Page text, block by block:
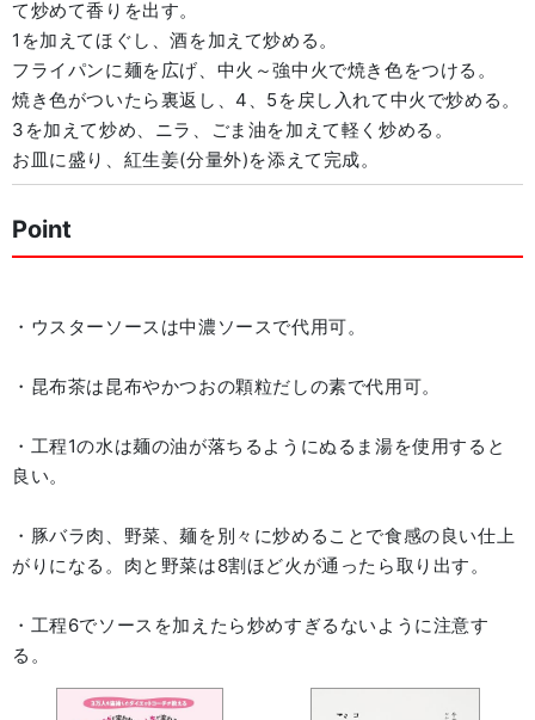
て炒めて香りを出す。
1を加えてほぐし、酒を加えて炒める。
フライパンに麺を広げ、中火～強中火で焼き色をつける。
焼き色がついたら裏返し、4、5を戻し入れて中火で炒める。
3を加えて炒め、ニラ、ごま油を加えて軽く炒める。
お皿に盛り、紅生姜(分量外)を添えて完成。
Point
・ウスターソースは中濃ソースで代用可。
・昆布茶は昆布やかつおの顆粒だしの素で代用可。
・工程1の水は麺の油が落ちるようにぬるま湯を使用すると
良い。
・豚バラ肉、野菜、麺を別々に炒めることで食感の良い仕上
がりになる。肉と野菜は8割ほど火が通ったら取り出す。
・工程6でソースを加えたら炒めすぎるないように注意す